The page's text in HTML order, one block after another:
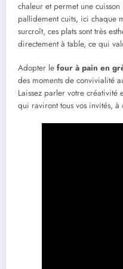
chaleur et permet une
pallidement cuits, ici chaque
surcroît, ces plats sont très
directement à table, ce qui
Adopter le four à pain en
des moments de convivialité
Laissez parler votre créativité
qui raviront tous vos invités, à